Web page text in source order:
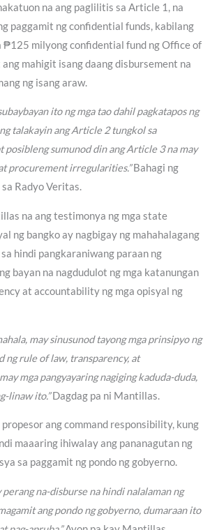
na ang paglilitis sa Article 1, na
paggamit ng confidential funds, kabilang
₱125 milyong confidential fund ng Office of
mahigit isang daang disbursement na
ng isang araw.
ito ng mga tao dahil pagkatapos ng
talakayin ang Article 2 tungkol sa
posibleng sumunod din ang Article 3 na may
procurement irregularities.”Bahagi ng
Radyo Veritas.
na ang testimonya ng mga state
ng bangko ay nagbigay ng mahahalagang
hindi pangkaraniwang paraan ng
bayan na nagdudulot ng mga katanungan
at accountability ng mga opisyal ng
may sinusunod tayong mga prinsipyo ng
ng rule of law, transparency, at
mga pangyayaring nagiging kaduda-duda,
linaw ito.”Dagdag pa ni Mantillas.
ang command responsibility, kung
maaaring ihiwalay ang pananagutan ng
sa paggamit ng pondo ng gobyerno.
na-disburse na hindi nalalaman ng
ang pondo ng gobyerno, dumaraan ito